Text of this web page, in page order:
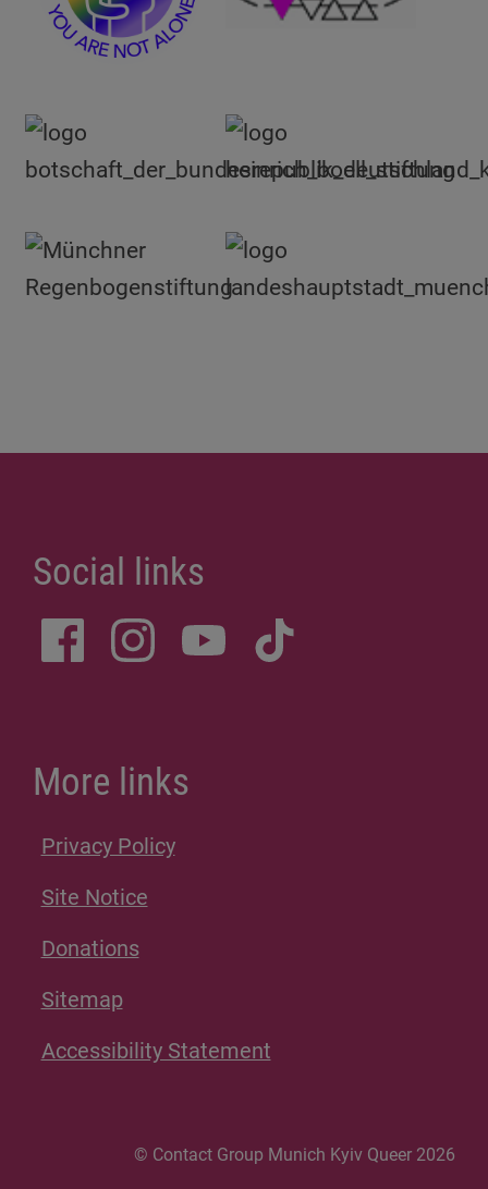
Social links
More links
Privacy Policy
Site Notice
Donations
Sitemap
Accessibility Statement
© Contact Group Munich Kyiv Queer 2026